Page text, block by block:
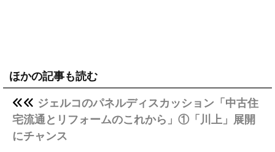
ほかの記事も読む
ジェルコのパネルディスカッション「中古住
宅流通とリフォームのこれから」①「川上」展開
にチャンス